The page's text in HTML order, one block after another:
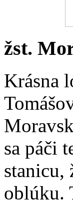
žst.
Krásna
sa páči
stanicu,
oblúku.